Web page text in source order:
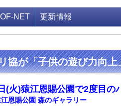
NET 更新情報
協が「子供の遊び力向上
(火)猿江恩賜公園で2度目の
恩賜公園 森のギャラリー